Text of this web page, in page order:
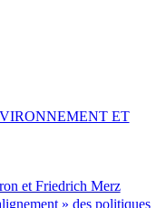
et Friedrich Merz
» des politiques
ET